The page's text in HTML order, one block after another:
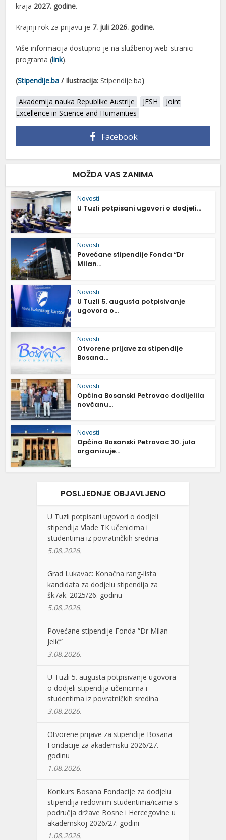
kraja 2027. godine.
Krajnji rok za prijavu je 7. juli 2026. godine.
Više informacija dostupno je na službenoj web-stranici
programa (link).
(Stipendije.ba / Ilustracija:Stipendije.ba)
Akademija nauka Republike Austrije JESH
Joint
Excellence in Science and Humanities
Facebook
MOŽDA VAS ZANIMA
Novosti
U Tuzli potpisani ugovori o dodjeli...
Novosti
Povećane stipendije Fonda “Dr
Milan...
Novosti
U Tuzli 5. augusta potpisivanje
ugovora o...
Novosti
Otvorene prijave za stipendije
Bosana...
Novosti
Općina Bosanski Petrovac dodijelila
novčanu...
Novosti
Općina Bosanski Petrovac 30. jula
organizuje...
POSLJEDNJE OBJAVLJENO
U Tuzli potpisani ugovori o dodjeli
stipendija Vlade TK učenicima i
studentima iz povratničkih sredina
5.08.2026.
Grad Lukavac: Konačna rang-lista
kandidata za dodjelu stipendija za
šk./ak. 2025/26. godinu
5.08.2026.
Povećane stipendije Fonda “Dr Milan
Jelić”
3.08.2026.
U Tuzli 5. augusta potpisivanje ugovora
o dodjeli stipendija učenicima i
studentima iz povratničkih sredina
3.08.2026.
Otvorene prijave za stipendije Bosana
Fondacije za akademsku 2026/27.
godinu
1.08.2026.
Konkurs Bosana Fondacije za dodjelu
stipendija redovnim studentima/icama s
područja države Bosne i Hercegovine u
akademskoj 2026/27. godini
1.08.2026.